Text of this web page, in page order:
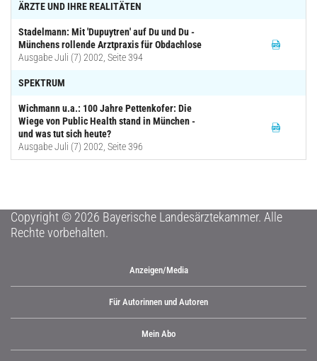
ÄRZTE UND IHRE REALITÄTEN
Stadelmann: Mit 'Dupuytren' auf Du und Du -
Münchens rollende Arztpraxis für Obdachlose
Ausgabe Juli (7) 2002, Seite 394
SPEKTRUM
Wichmann u.a.: 100 Jahre Pettenkofer: Die
Wiege von Public Health stand in München -
und was tut sich heute?
Ausgabe Juli (7) 2002, Seite 396
Copyright © 2026 Bayerische Landesärztekammer. Alle
Rechte vorbehalten.
Anzeigen/Media
Für Autorinnen und Autoren
Mein Abo